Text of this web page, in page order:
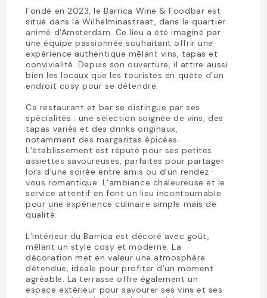
Fondé en 2023, le Barrica Wine & Foodbar est
situé dans la Wilhelminastraat, dans le quartier
animé d'Amsterdam. Ce lieu a été imaginé par
une équipe passionnée souhaitant offrir une
expérience authentique mêlant vins, tapas et
convivialité. Depuis son ouverture, il attire aussi
bien les locaux que les touristes en quête d’un
endroit cosy pour se détendre.
Ce restaurant et bar se distingue par ses
spécialités : une sélection soignée de vins, des
tapas variés et des drinks originaux,
notamment des margaritas épicées.
L’établissement est réputé pour ses petites
assiettes savoureuses, parfaites pour partager
lors d’une soirée entre amis ou d’un rendez-
vous romantique. L’ambiance chaleureuse et le
service attentif en font un lieu incontournable
pour une expérience culinaire simple mais de
qualité.
L’intérieur du Barrica est décoré avec goût,
mêlant un style cosy et moderne. La
décoration met en valeur une atmosphère
détendue, idéale pour profiter d’un moment
agréable. La terrasse offre également un
espace extérieur pour savourer ses vins et ses